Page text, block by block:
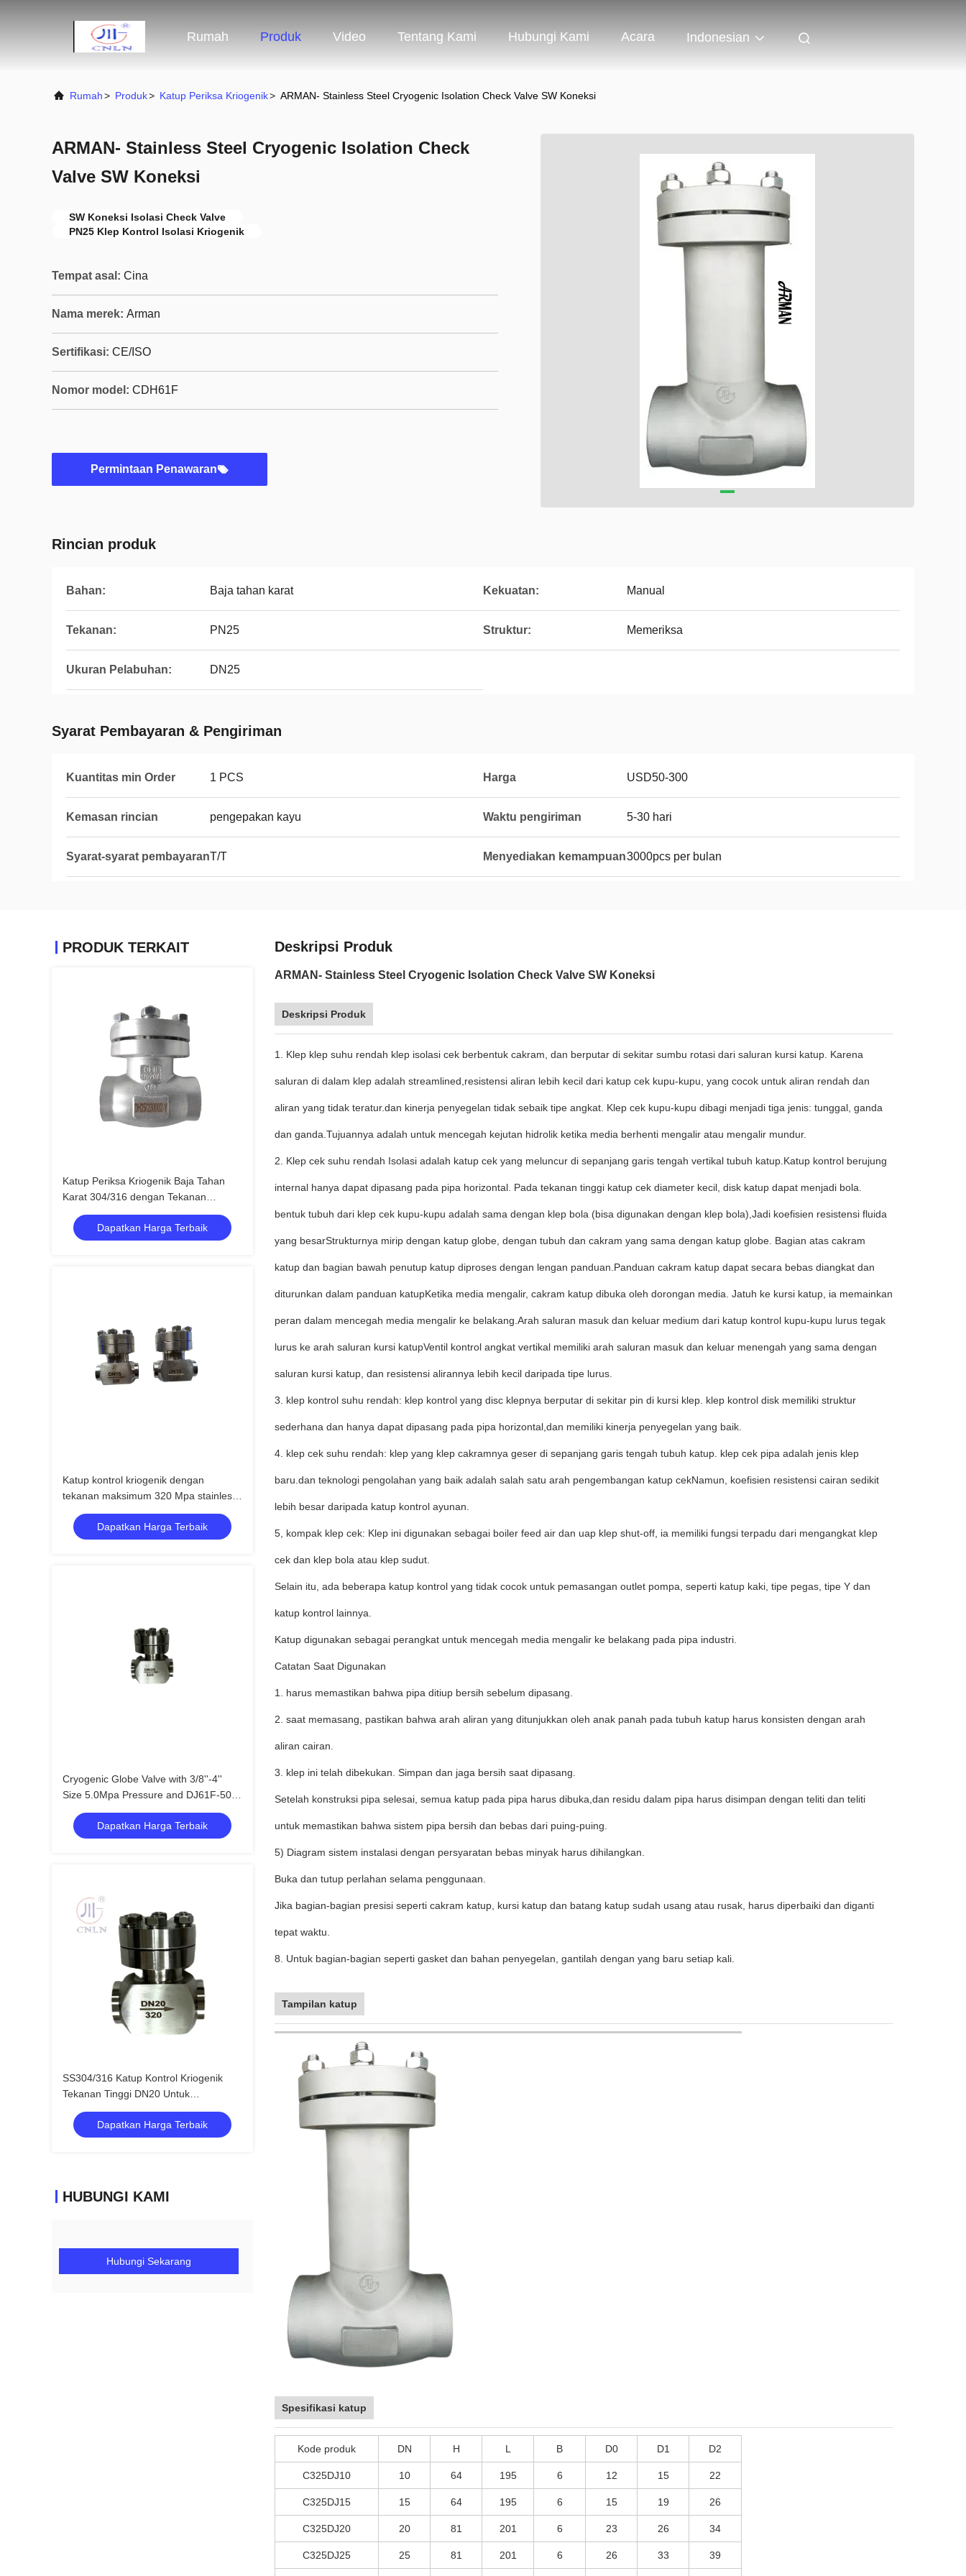
Rumah Produk Video Tentang Kami Hubungi Kami Acara Indonesian
Rumah> Produk> Katup Periksa Kriogenik> ARMAN- Stainless Steel Cryogenic Isolation Check Valve SW Koneksi
ARMAN- Stainless Steel Cryogenic Isolation Check
Valve SW Koneksi
SW Koneksi Isolasi Check Valve
PN25 Klep Kontrol Isolasi Kriogenik
Tempat asal: Cina
Nama merek: Arman
Sertifikasi: CE/ISO
Nomor model: CDH61F
Permintaan Penawaran
Rincian produk
Bahan: Baja tahan karat Kekuatan: Manual
Tekanan: PN25 Struktur: Memeriksa
Ukuran Pelabuhan: DN25
Syarat Pembayaran & Pengiriman
Kuantitas min Order 1 PCS Harga USD50-300
Kemasan rincian pengepakan kayu Waktu pengiriman 5-30 hari
Syarat-syarat pembayaranT/T Menyediakan kemampuan3000pcs per bulan
PRODUK TERKAIT
Katup Periksa Kriogenik Baja Tahan
Karat 304/316 dengan Tekanan
Maksimum 5.0Mpa untuk Rentang
Suhu -196°C hingga +80°C
Dapatkan Harga Terbaik
Katup kontrol kriogenik dengan
tekanan maksimum 320 Mpa stainless
steel 304/316 untuk kisaran suhu -196
hingga +80°CDapatkan Harga Terbaik
Cryogenic Globe Valve with 3/8''-4''
Size 5.0Mpa Pressure and DJ61F-50P
Model for LNG/LOX Applications
Dapatkan Harga Terbaik
SS304/316 Katup Kontrol Kriogenik
Tekanan Tinggi DN20 Untuk
LNG/LOX/LN2/LAR/LCO2
Dapatkan Harga Terbaik
HUBUNGI KAMI
Hubungi Sekarang
Deskripsi Produk
ARMAN- Stainless Steel Cryogenic Isolation Check Valve SW Koneksi
Deskripsi Produk
1. Klep klep suhu rendah klep isolasi cek berbentuk cakram, dan berputar di sekitar sumbu rotasi dari saluran kursi katup. Karena
saluran di dalam klep adalah streamlined,resistensi aliran lebih kecil dari katup cek kupu-kupu, yang cocok untuk aliran rendah dan
aliran yang tidak teratur.dan kinerja penyegelan tidak sebaik tipe angkat. Klep cek kupu-kupu dibagi menjadi tiga jenis: tunggal, ganda
dan ganda.Tujuannya adalah untuk mencegah kejutan hidrolik ketika media berhenti mengalir atau mengalir mundur.
2. Klep cek suhu rendah Isolasi adalah katup cek yang meluncur di sepanjang garis tengah vertikal tubuh katup.Katup kontrol berujung
internal hanya dapat dipasang pada pipa horizontal. Pada tekanan tinggi katup cek diameter kecil, disk katup dapat menjadi bola.
bentuk tubuh dari klep cek kupu-kupu adalah sama dengan klep bola (bisa digunakan dengan klep bola),Jadi koefisien resistensi fluida
yang besarStrukturnya mirip dengan katup globe, dengan tubuh dan cakram yang sama dengan katup globe. Bagian atas cakram
katup dan bagian bawah penutup katup diproses dengan lengan panduan.Panduan cakram katup dapat secara bebas diangkat dan
diturunkan dalam panduan katupKetika media mengalir, cakram katup dibuka oleh dorongan media. Jatuh ke kursi katup, ia memainkan
peran dalam mencegah media mengalir ke belakang.Arah saluran masuk dan keluar medium dari katup kontrol kupu-kupu lurus tegak
lurus ke arah saluran kursi katupVentil kontrol angkat vertikal memiliki arah saluran masuk dan keluar menengah yang sama dengan
saluran kursi katup, dan resistensi alirannya lebih kecil daripada tipe lurus.
3. klep kontrol suhu rendah: klep kontrol yang disc klepnya berputar di sekitar pin di kursi klep. klep kontrol disk memiliki struktur
sederhana dan hanya dapat dipasang pada pipa horizontal,dan memiliki kinerja penyegelan yang baik.
4. klep cek suhu rendah: klep yang klep cakramnya geser di sepanjang garis tengah tubuh katup. klep cek pipa adalah jenis klep
baru.dan teknologi pengolahan yang baik adalah salah satu arah pengembangan katup cekNamun, koefisien resistensi cairan sedikit
lebih besar daripada katup kontrol ayunan.
5, kompak klep cek: Klep ini digunakan sebagai boiler feed air dan uap klep shut-off, ia memiliki fungsi terpadu dari mengangkat klep
cek dan klep bola atau klep sudut.
Selain itu, ada beberapa katup kontrol yang tidak cocok untuk pemasangan outlet pompa, seperti katup kaki, tipe pegas, tipe Y dan
katup kontrol lainnya.
Katup digunakan sebagai perangkat untuk mencegah media mengalir ke belakang pada pipa industri.
Catatan Saat Digunakan
1. harus memastikan bahwa pipa ditiup bersih sebelum dipasang.
2. saat memasang, pastikan bahwa arah aliran yang ditunjukkan oleh anak panah pada tubuh katup harus konsisten dengan arah
aliran cairan.
3. klep ini telah dibekukan. Simpan dan jaga bersih saat dipasang.
Setelah konstruksi pipa selesai, semua katup pada pipa harus dibuka,dan residu dalam pipa harus disimpan dengan teliti dan teliti
untuk memastikan bahwa sistem pipa bersih dan bebas dari puing-puing.
5) Diagram sistem instalasi dengan persyaratan bebas minyak harus dihilangkan.
Buka dan tutup perlahan selama penggunaan.
Jika bagian-bagian presisi seperti cakram katup, kursi katup dan batang katup sudah usang atau rusak, harus diperbaiki dan diganti
tepat waktu.
8. Untuk bagian-bagian seperti gasket dan bahan penyegelan, gantilah dengan yang baru setiap kali.
Tampilan katup
Spesifikasi katup
Kode produk DN H L B D0 D1 D2
C325DJ10 10 64 195 6 12 15 22
C325DJ15 15 64 195 6 15 19 26
C325DJ20 20 81 201 6 23 26 34
C325DJ25 25 81 201 6 26 33 39